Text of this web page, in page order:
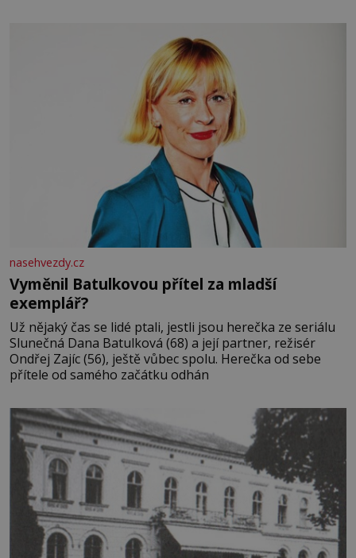
nasehvezdy.cz
Vyměnil Batulkovou přítel za mladší
exemplář?
Už nějaký čas se lidé ptali, jestli jsou herečka ze seriálu
Slunečná Dana Batulková (68) a její partner, režisér
Ondřej Zajíc (56), ještě vůbec spolu. Herečka od sebe
přítele od samého začátku odhán